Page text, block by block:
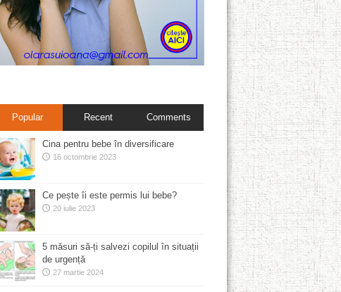
Popular Recent Comments
Cina pentru bebe în diversificare
16 octombrie 2023
Ce pește îi este permis lui bebe?
20 iulie 2023
5 măsuri să-ți salvezi copilul în situații
de urgență
27 martie 2024